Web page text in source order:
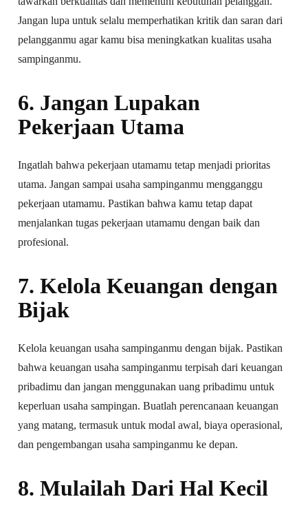
Jangan lupa untuk selalu memperhatikan kritik dan saran dari
pelangganmu agar kamu bisa meningkatkan kualitas usaha
sampinganmu.
6. Jangan Lupakan
Pekerjaan Utama
Ingatlah bahwa pekerjaan utamamu tetap menjadi prioritas
utama. Jangan sampai usaha sampinganmu mengganggu
pekerjaan utamamu. Pastikan bahwa kamu tetap dapat
menjalankan tugas pekerjaan utamamu dengan baik dan
profesional.
7. Kelola Keuangan dengan
Bijak
Kelola keuangan usaha sampinganmu dengan bijak. Pastikan
bahwa keuangan usaha sampinganmu terpisah dari keuangan
pribadimu dan jangan menggunakan uang pribadimu untuk
keperluan usaha sampingan. Buatlah perencanaan keuangan
yang matang, termasuk untuk modal awal, biaya operasional,
dan pengembangan usaha sampinganmu ke depan.
8. Mulailah Dari Hal Kecil